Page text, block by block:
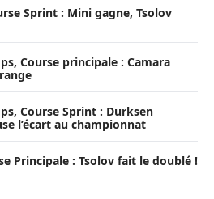
Sprint : Mini gagne, Tsolov
Course principale : Camara
Course Sprint : Durksen
l’écart au championnat
Principale : Tsolov fait le doublé !